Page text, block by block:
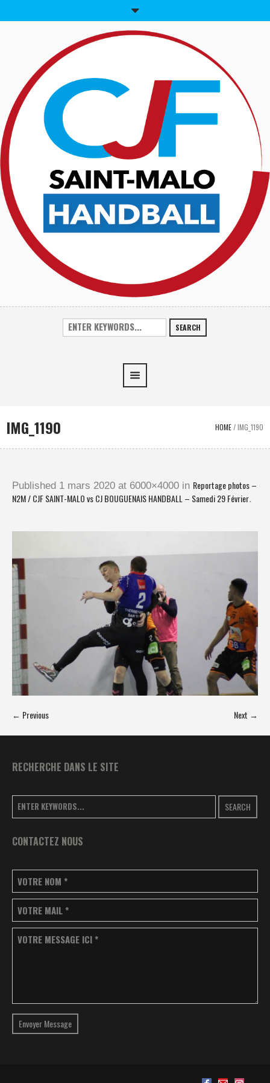
SEARCH
IMG_1190 HOME/IMG_1190
Published 1 mars 2020 at 6000×4000 in Reportage photos –
N2M / CJF SAINT-MALO vs CJ BOUGUENAIS HANDBALL – Samedi 29 Février.
← Previous Next →
RECHERCHE DANS LE SITE
SEARCH
CONTACTEZ NOUS
VOTRE NOM *
VOTRE MAIL *
VOTRE MESSAGE ICI *
Envoyer Message